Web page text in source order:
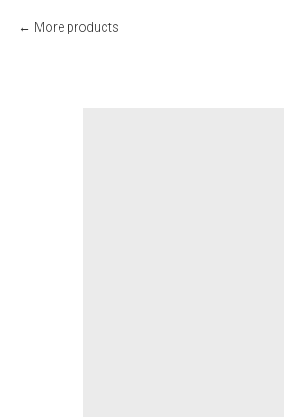
More products